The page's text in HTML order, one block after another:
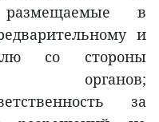
в
и
со стороны
органов;
за